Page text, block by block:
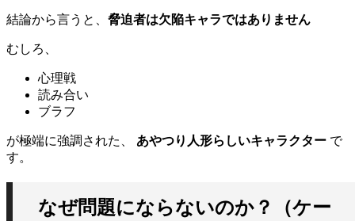
結論から言うと、 脅迫者は欠陥キャラではありません
むしろ、
心理戦
読み合い
ブラフ
が極端に強調された、 あやつり人形らしいキャラクター で
す。
なぜ問題にならないのか？（ケー